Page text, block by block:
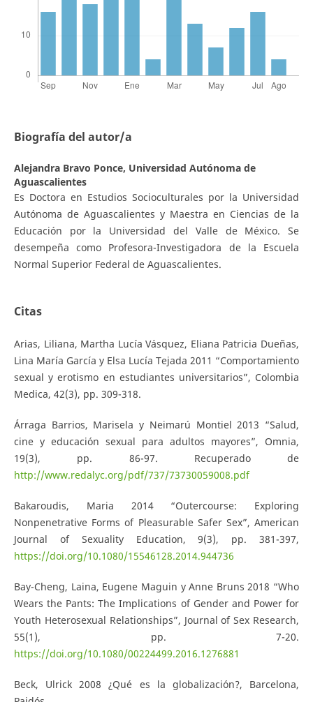
Biografía del autor/a
Alejandra Bravo Ponce, Universidad Autónoma de
Aguascalientes
Es Doctora en Estudios Socioculturales por la Universidad
Autónoma de Aguascalientes y Maestra en Ciencias de la
Educación por la Universidad del Valle de México. Se
desempeña como Profesora-Investigadora de la Escuela
Normal Superior Federal de Aguascalientes.
Citas
Arias, Liliana, Martha Lucía Vásquez, Eliana Patricia Dueñas,
Lina María García y Elsa Lucía Tejada 2011 “Comportamiento
sexual y erotismo en estudiantes universitarios”, Colombia
Medica, 42(3), pp. 309-318.
Árraga Barrios, Marisela y Neimarú Montiel 2013 “Salud,
cine y educación sexual para adultos mayores”, Omnia,
19(3), pp. 86-97. Recuperado de
http://www.redalyc.org/pdf/737/73730059008.pdf
Bakaroudis, Maria 2014 “Outercourse: Exploring
Nonpenetrative Forms of Pleasurable Safer Sex”, American
Journal of Sexuality Education, 9(3), pp. 381-397,
https://doi.org/10.1080/15546128.2014.944736
Bay-Cheng, Laina, Eugene Maguin y Anne Bruns 2018 “Who
Wears the Pants: The Implications of Gender and Power for
Youth Heterosexual Relationships”, Journal of Sex Research,
55(1), pp. 7-20.
https://doi.org/10.1080/00224499.2016.1276881
Beck, Ulrick 2008 ¿Qué es la globalización?, Barcelona,